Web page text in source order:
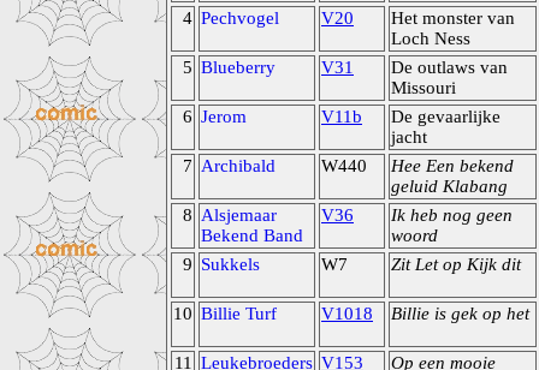
4 Pechvogel V20
Het monster van
Loch Ness
5 Blueberry V31
De outlaws van
Missouri
6 Jerom V11b
De gevaarlijke
jacht
7 Archibald W440
Hee Een bekend
geluid Klabang
8 Alsjemaar
Bekend Band
V36
Ik heb nog geen
woord
9 Sukkels W7 Zit Let op Kijk dit
10 Billie Turf V1018 Billie is gek op het
11 Leukebroeders V153
Op een mooie